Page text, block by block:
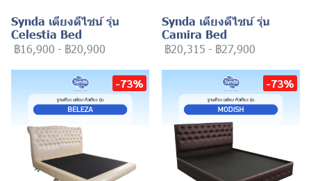
Synda เตียงดีไซน์ รุ่น
Celestia Bed
฿16,900 - ฿20,900
Synda เตียงดีไซน์ รุ่น
Camira Bed
฿20,315 - ฿27,900
-73% -73%